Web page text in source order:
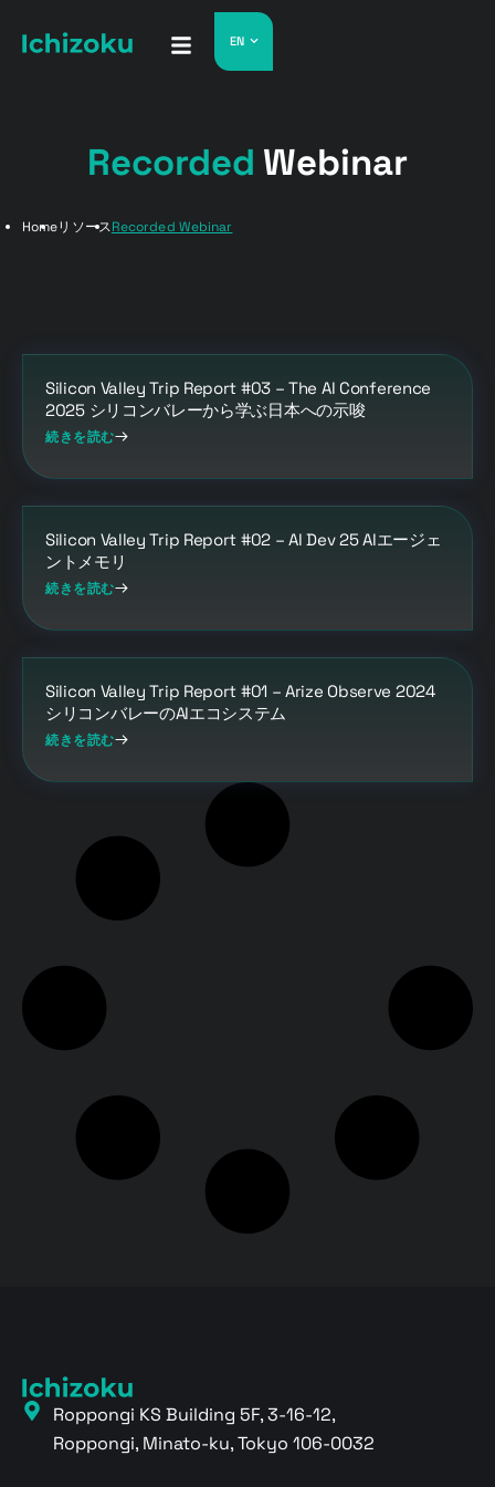
EN
Recorded Webinar
HomeリソースRecorded Webinar
Silicon Valley Trip Report #03 – The AI Conference
2025 シリコンバレーから学ぶ日本への示唆
続きを読む
Silicon Valley Trip Report #02 – AI Dev 25 AIエージェ
ントメモリ
続きを読む
Silicon Valley Trip Report #01 – Arize Observe 2024
シリコンバレーのAIエコシステム
続きを読む
Roppongi KS Building 5F, 3-16-12,
Roppongi, Minato-ku, Tokyo 106-0032